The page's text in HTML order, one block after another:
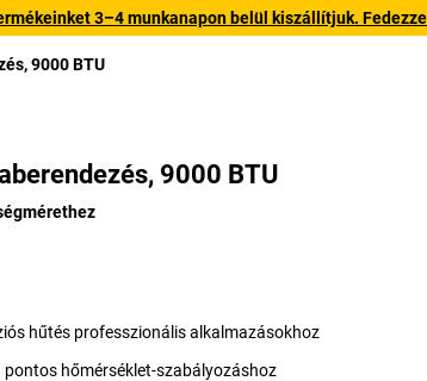
3–4 munkanapon belül kiszállítjuk.
9000 BTU
9000 BTU
hűtés professzionális alkalmazásokhoz
pontos hőmérséklet-szabályozáshoz